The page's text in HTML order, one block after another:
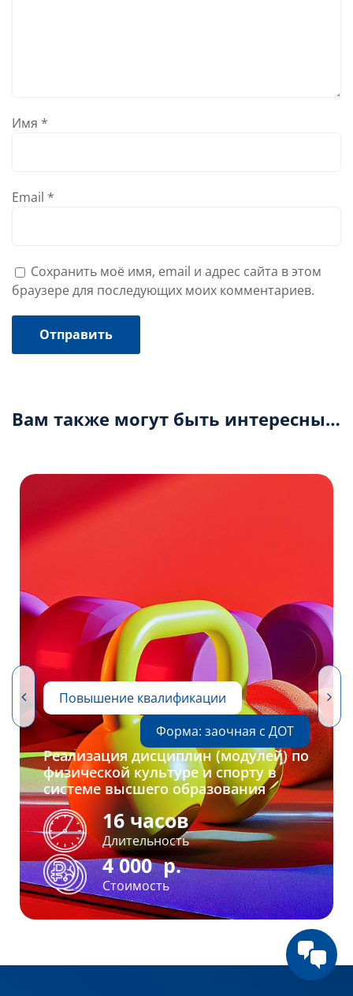
Имя *
Email *
Сохранить моё имя, email и адрес сайта в этом
браузере для последующих моих комментариев.
Вам также могут быть интересны…
Повышение квалификации
Форма: заочная с ДОТ
Реализация дисциплин (модулей) по
физической культуре и спорту в
системе высшего образования
16 часов
Длительность
4 000р.
Стоимость